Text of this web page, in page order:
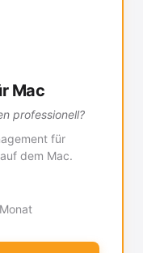
Mac
professionell?
für
dem Mac.